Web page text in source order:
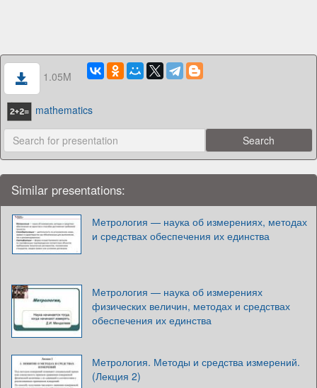
1.05M
mathematics
Similar presentations:
Метрология — наука об измерениях, методах
и средствах обеспечения их единства
Метрология — наука об измерениях
физических величин, методах и средствах
обеспечения их единства
Метрология. Методы и средства измерений.
(Лекция 2)